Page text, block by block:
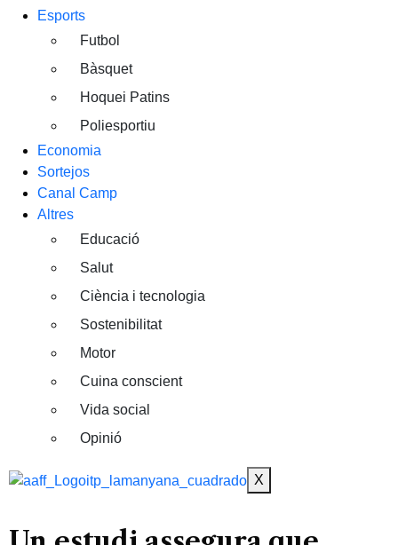
Esports
Futbol
Bàsquet
Hoquei Patins
Poliesportiu
Economia
Sortejos
Canal Camp
Altres
Educació
Salut
Ciència i tecnologia
Sostenibilitat
Motor
Cuina conscient
Vida social
Opinió
X